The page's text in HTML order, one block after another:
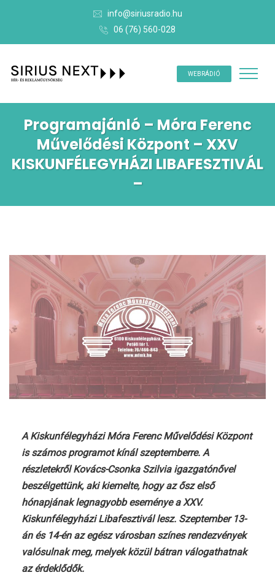
info@siriusradio.hu
06 (76) 560-028
WEBRÁDIÓ
Programajánló – Móra Ferenc
Művelődési Központ – XXV
KISKUNFÉLEGYHÁZI LIBAFESZTIVÁL
–
A Kiskunfélegyházi Móra Ferenc Művelődési Központ
is számos programot kínál szeptemberre. A
részletekről Kovács-Csonka Szilvia igazgatónővel
beszélgettünk, aki kiemelte, hogy az ősz első
hónapjának legnagyobb eseménye a XXV.
Kiskunfélegyházi Libafesztivál lesz. Szeptember 13-
án és 14-én az egész városban színes rendezvények
valósulnak meg, melyek közül bátran válogathatnak
az érdeklődők.